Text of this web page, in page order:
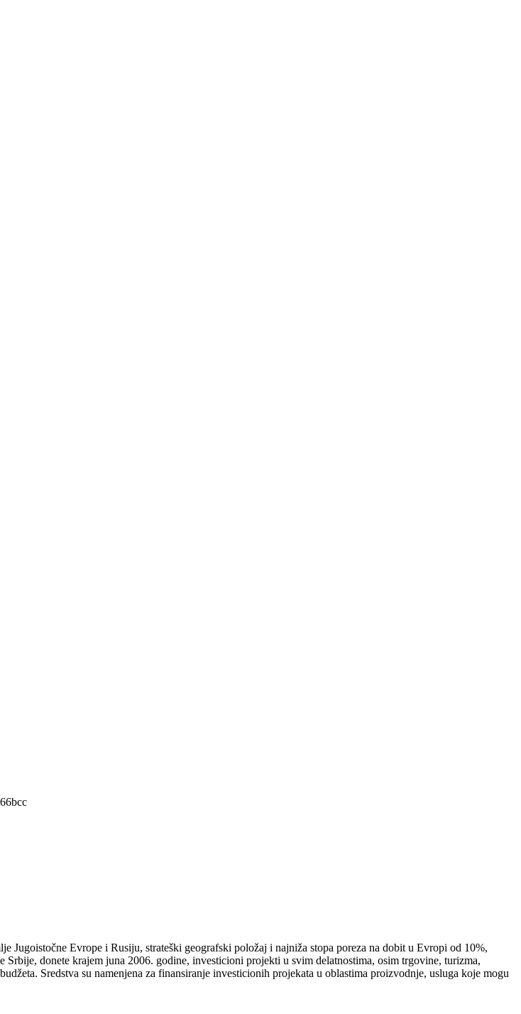
Jugoistočne Evrope i Rusiju, strateški geografski položaj i najniža stopa poreza na dobit u Evropi od 10%,
donete krajem juna 2006. godine, investicioni projekti u svim delatnostima, osim trgovine, turizma,
Sredstva su namenjena za finansiranje investicionih projekata u oblastima proizvodnje, usluga koje mogu